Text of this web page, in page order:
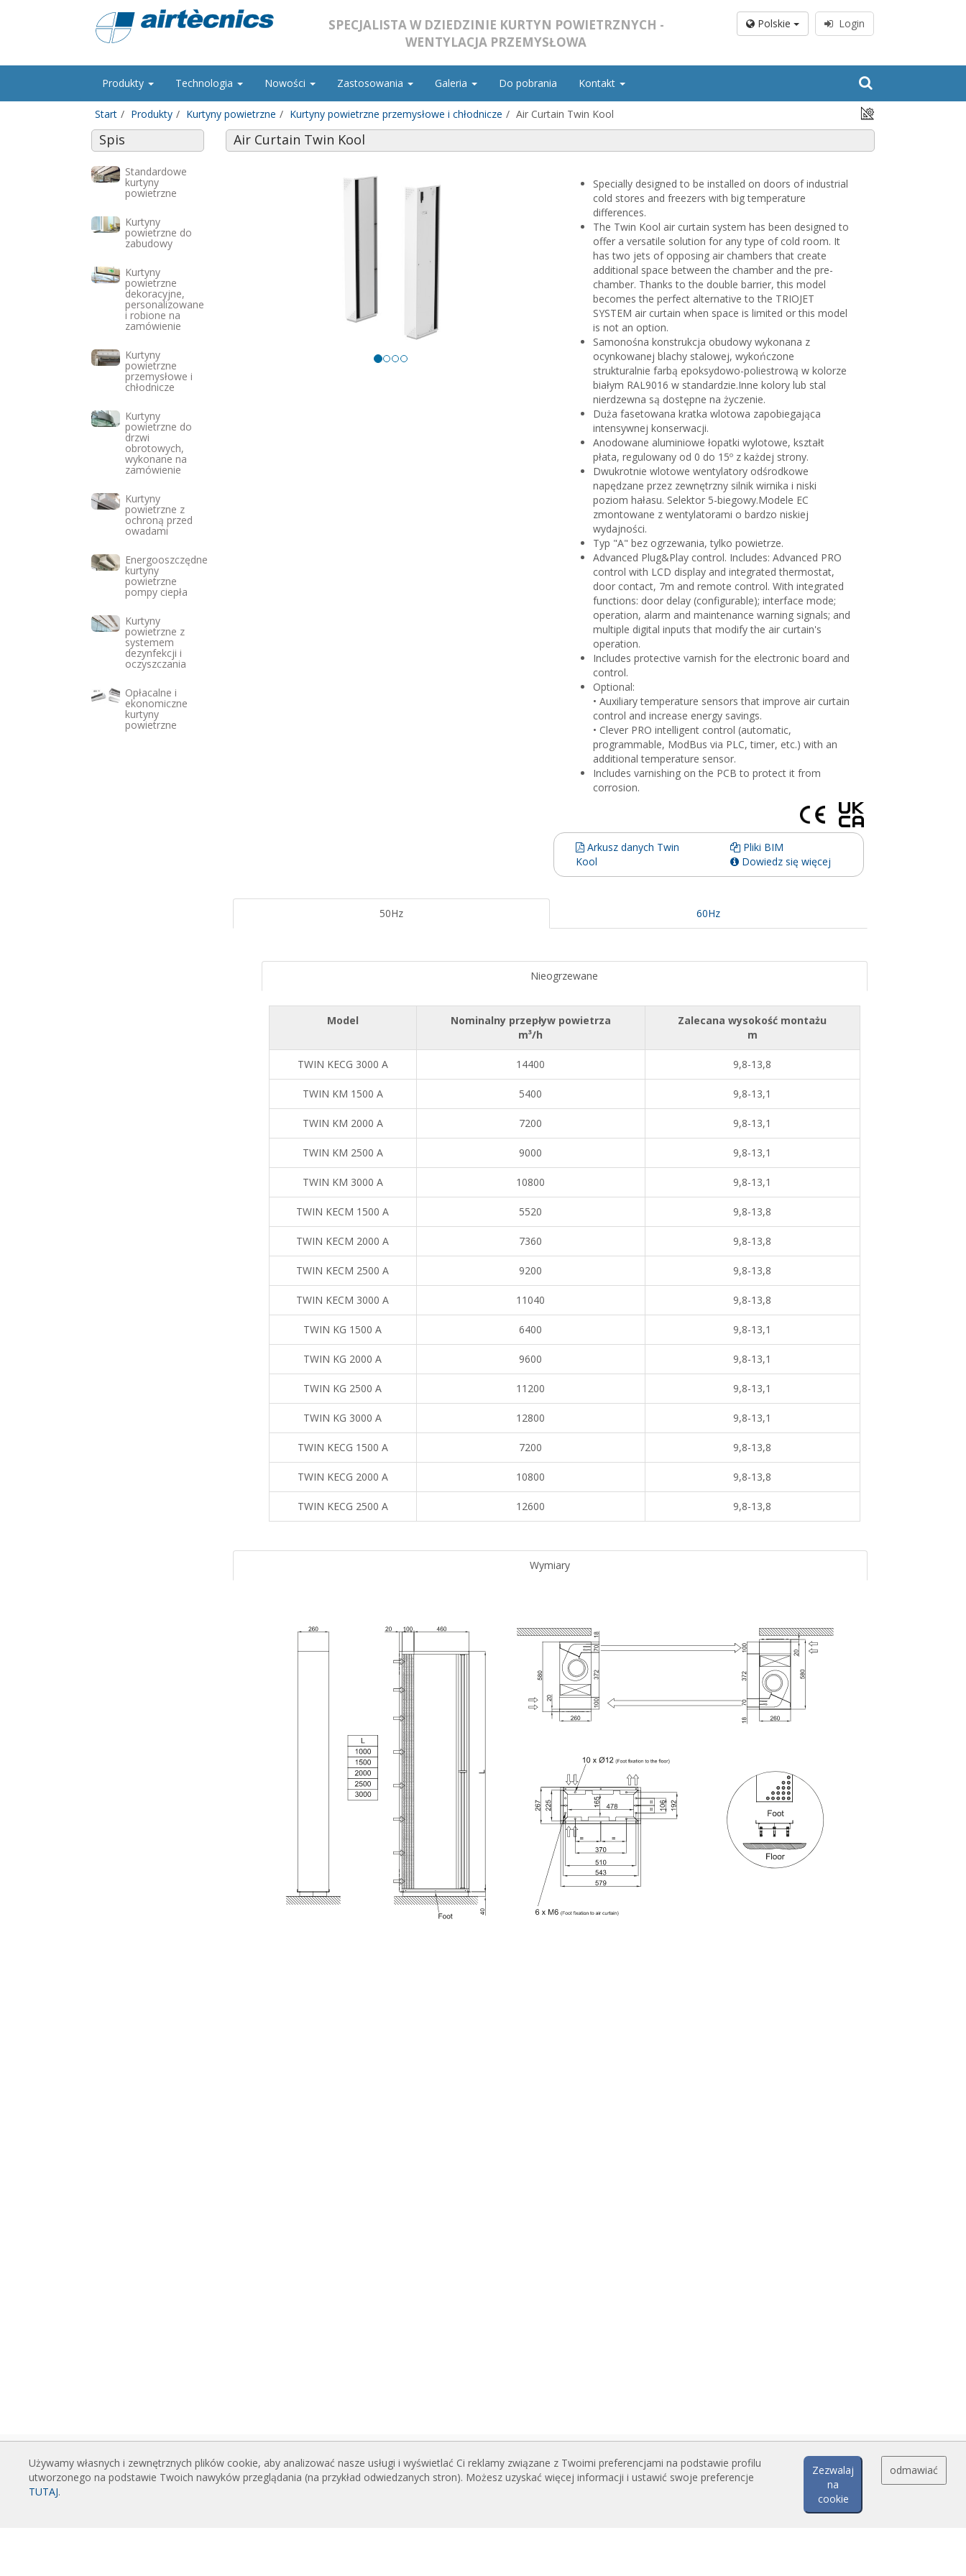
SPECJALISTA W DZIEDZINIE KURTYN POWIETRZNYCH -
WENTYLACJA PRZEMYSŁOWA
Polskie Login
Produkty Technologia Nowości Zastosowania Galeria Do pobrania Kontakt
Start Produkty Kurtyny powietrzne Kurtyny powietrzne przemysłowe i chłodnicze Air Curtain Twin Kool
Spis
Standardowe
kurtyny
powietrzne
Kurtyny
powietrzne do
zabudowy
Kurtyny
powietrzne
dekoracyjne,
personalizowane
i robione na
zamówienie
Kurtyny
powietrzne
przemysłowe i
chłodnicze
Kurtyny
powietrzne do
drzwi
obrotowych,
wykonane na
zamówienie
Kurtyny
powietrzne z
ochroną przed
owadami
Energooszczędne
kurtyny
powietrzne
pompy ciepła
Kurtyny
powietrzne z
systemem
dezynfekcji i
oczyszczania
Opłacalne i
ekonomiczne
kurtyny
powietrzne
Air Curtain Twin Kool
Specially designed to be installed on doors of industrial
cold stores and freezers with big temperature
differences.
The Twin Kool air curtain system has been designed to
offer a versatile solution for any type of cold room. It
has two jets of opposing air chambers that create
additional space between the chamber and the pre-
chamber. Thanks to the double barrier, this model
becomes the perfect alternative to the TRIOJET
SYSTEM air curtain when space is limited or this model
is not an option.
Samonośna konstrukcja obudowy wykonana z
ocynkowanej blachy stalowej, wykończone
strukturalnie farbą epoksydowo-poliestrową w kolorze
białym RAL9016 w standardzie.Inne kolory lub stal
nierdzewna są dostępne na życzenie.
Duża fasetowana kratka wlotowa zapobiegająca
intensywnej konserwacji.
Anodowane aluminiowe łopatki wylotowe, kształt
płata, regulowany od 0 do 15º z każdej strony.
Dwukrotnie wlotowe wentylatory odśrodkowe
napędzane przez zewnętrzny silnik wirnika i niski
poziom hałasu. Selektor 5-biegowy.Modele EC
zmontowane z wentylatorami o bardzo niskiej
wydajności.
Typ "A" bez ogrzewania, tylko powietrze.
Advanced Plug&Play control. Includes: Advanced PRO
control with LCD display and integrated thermostat,
door contact, 7m and remote control. With integrated
functions: door delay (configurable); interface mode;
operation, alarm and maintenance warning signals; and
multiple digital inputs that modify the air curtain's
operation.
Includes protective varnish for the electronic board and
control.
Optional:
• Auxiliary temperature sensors that improve air curtain
control and increase energy savings.
• Clever PRO intelligent control (automatic,
programmable, ModBus via PLC, timer, etc.) with an
additional temperature sensor.
Includes varnishing on the PCB to protect it from
corrosion.
Arkusz danych Twin
Kool
Pliki BIM
Dowiedz się więcej
50Hz 60Hz
Nieogrzewane
Model
Nominalny przepływ powietrza
m³/h
Zalecana wysokość montażu
m
TWIN KECG 3000 A 14400 9,8-13,8
TWIN KM 1500 A 5400 9,8-13,1
TWIN KM 2000 A 7200 9,8-13,1
TWIN KM 2500 A 9000 9,8-13,1
TWIN KM 3000 A 10800 9,8-13,1
TWIN KECM 1500 A 5520 9,8-13,8
TWIN KECM 2000 A 7360 9,8-13,8
TWIN KECM 2500 A 9200 9,8-13,8
TWIN KECM 3000 A 11040 9,8-13,8
TWIN KG 1500 A 6400 9,8-13,1
TWIN KG 2000 A 9600 9,8-13,1
TWIN KG 2500 A 11200 9,8-13,1
TWIN KG 3000 A 12800 9,8-13,1
TWIN KECG 1500 A 7200 9,8-13,8
TWIN KECG 2000 A 10800 9,8-13,8
TWIN KECG 2500 A 12600 9,8-13,8
Wymiary
KURTYNY POWIETRZNE
Standardowe kurtyny powietrzne
PLIKI DO POBRANIA
Katalog kurtyn powietrznych
POWIĄZANE STRONY
INTERNETOWE
Używamy własnych i zewnętrznych plików cookie, aby analizować nasze usługi i wyświetlać Ci reklamy związane z Twoimi preferencjami na podstawie profilu
utworzonego na podstawie Twoich nawyków przeglądania (na przykład odwiedzanych stron). Możesz uzyskać więcej informacji i ustawić swoje preferencje
TUTAJ.
Zezwalaj
na
cookie
odmawiać